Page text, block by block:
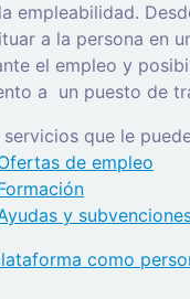
empleabilidad.
a la persona en
el empleo y
a
un puesto de
que le
de empleo
y
como